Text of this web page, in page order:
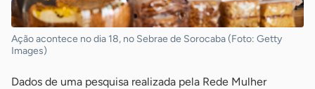
Ação acontece no dia 18, no Sebrae de Sorocaba (Foto: Getty
Images)
Dados de uma pesquisa realizada pela Rede Mulher